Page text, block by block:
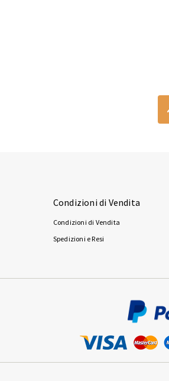
Condizioni di Vendita
Condizioni di Vendita
Spedizioni e Resi